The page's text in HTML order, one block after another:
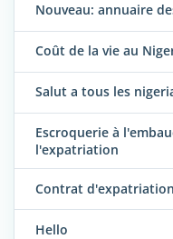
Nouveau: annuaire
Coût de la vie au
Salut a tous les
Escroquerie à
l'expatriation
Contrat
Hello